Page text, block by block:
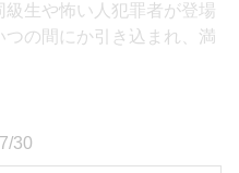
生や怖い人犯罪者が登場
つの間にか引き込まれ、満
30